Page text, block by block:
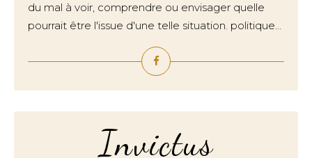
du mal à voir, comprendre ou envisager quelle
pourrait être l'issue d'une telle situation. politique...
Invictus